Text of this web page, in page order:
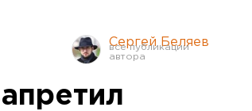
Сергей Беляев